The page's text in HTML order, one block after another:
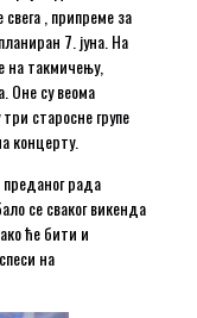
, припреме за
7. јуна. На
на такмичењу,
Оне су веома
старосне групе
концерту.
рада
се сваког викенда
ће бити и
на